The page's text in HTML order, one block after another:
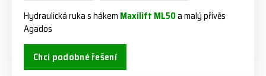
Hydraulická ruka s hákem Maxilift ML50a malý přívěs
Agados
Chci podobné řešení